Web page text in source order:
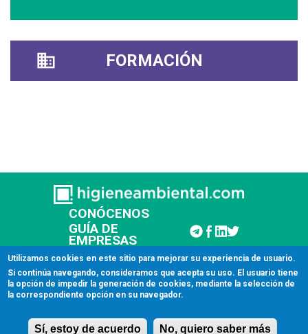
FORMACIÓN
CONÓCENOS
GUÍA DE
EMPRESAS
CONTACTAR
© 2026 Higiene Ambiental
Aviso legal
Utilizamos cookies en este sitio para mejorar su experiencia de usuario.
Si continúa navegando, consideramos que acepta su uso. El usuario tiene
la opción de impedir la generación de cookies, mediante la selección de
la correspondiente opción en su navegador.
Sí, estoy de acuerdo No, quiero saber más